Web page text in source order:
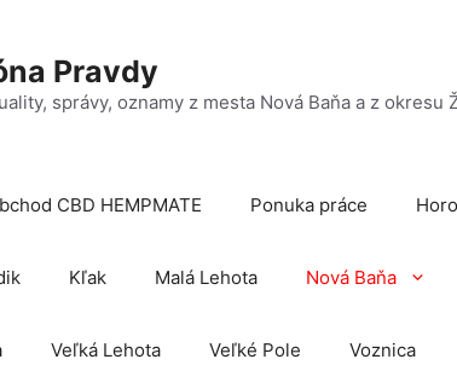
Pravdy
správy, oznamy z mesta Nová Baňa a z okresu
CBD HEMPMATE Ponuka práce
Kľak Malá Lehota Nová Baňa
Veľká Lehota Veľké Pole Voznica